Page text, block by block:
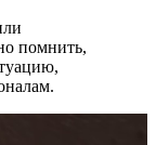
помнить,